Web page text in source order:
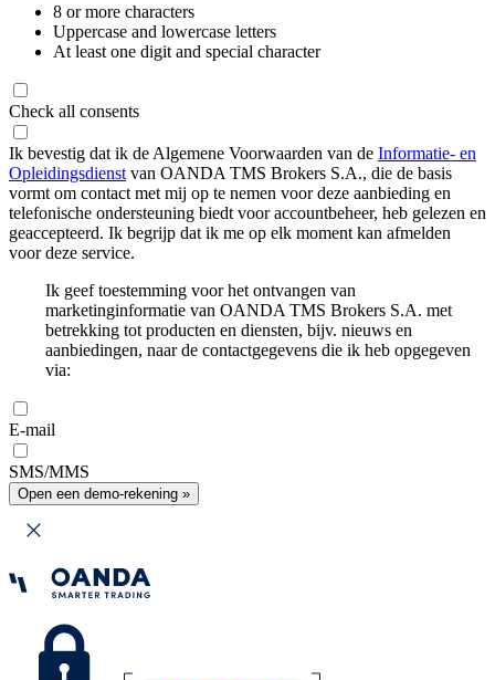
8 or more characters
Uppercase and lowercase letters
At least one digit and special character
Check all consents
Ik bevestig dat ik de Algemene Voorwaarden van de Informatie- en
Opleidingsdienst van OANDA TMS Brokers S.A., die de basis
vormt om contact met mij op te nemen voor deze aanbieding en
telefonische ondersteuning biedt voor accountbeheer, heb gelezen en
geaccepteerd. Ik begrijp dat ik me op elk moment kan afmelden
voor deze service.
Ik geef toestemming voor het ontvangen van
marketinginformatie van OANDA TMS Brokers S.A. met
betrekking tot producten en diensten, bijv. nieuws en
aanbiedingen, naar de contactgegevens die ik heb opgegeven
via:
E-mail
SMS/MMS
Open een demo-rekening »